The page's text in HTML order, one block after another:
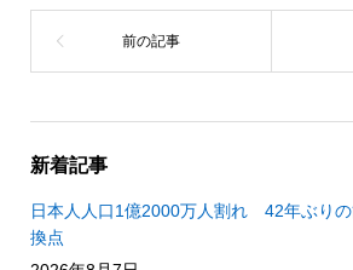
新着記事
日本人人口1億2000万人割れ 42年ぶり
換点